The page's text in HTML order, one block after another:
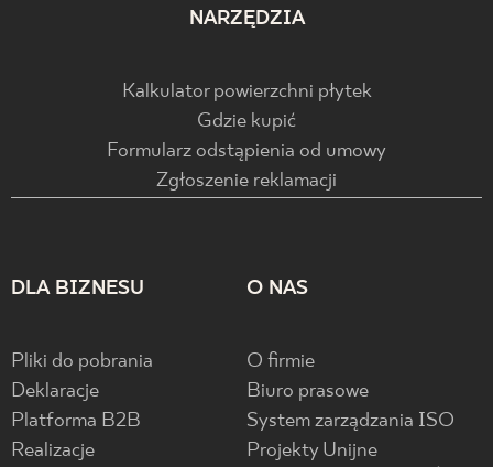
NARZĘDZIA
Kalkulator powierzchni płytek
Gdzie kupić
Formularz odstąpienia od umowy
Zgłoszenie reklamacji
DLA BIZNESU
Pliki do pobrania
Deklaracje
Platforma B2B
Realizacje
O NAS
O firmie
Biuro prasowe
System zarządzania ISO
Projekty Unijne